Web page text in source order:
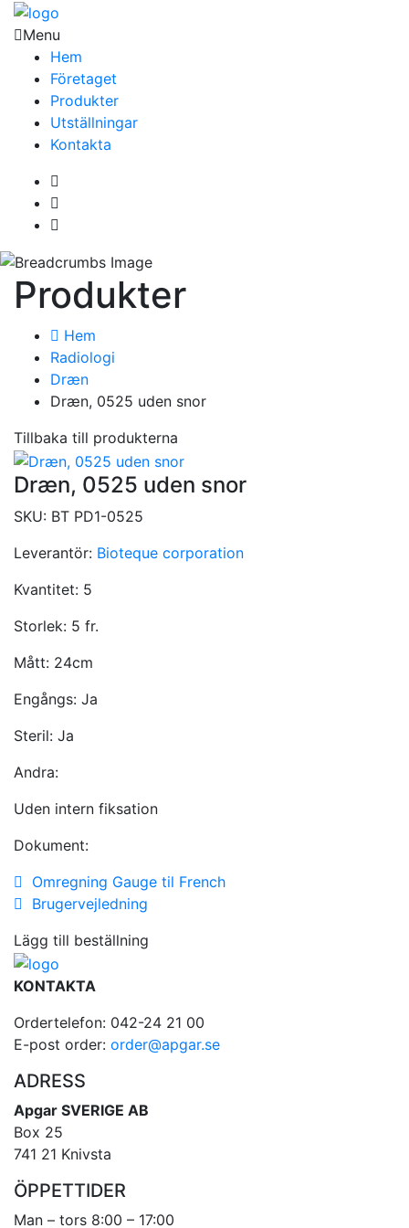
Menu
Hem
Företaget
Produkter
Utställningar
Kontakta
Produkter
Hem
Radiologi
Dræn
Dræn, 0525 uden snor
Tillbaka till produkterna
Dræn, 0525 uden snor
SKU: BT PD1-0525
Leverantör: Bioteque corporation
Kvantitet: 5
Storlek: 5 fr.
Mått: 24cm
Engångs: Ja
Steril: Ja
Andra:
Uden intern fiksation
Dokument:
Omregning Gauge til French
Brugervejledning
Lägg till beställning
KONTAKTA
Ordertelefon: 042-24 21 00
E-post order: order@apgar.se
ADRESS
Apgar SVERIGE AB
Box 25
741 21 Knivsta
ÖPPETTIDER
Man – tors 8:00 – 17:00